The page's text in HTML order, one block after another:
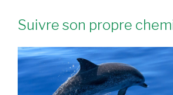
Suivre son propre